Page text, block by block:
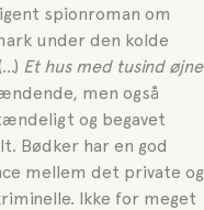
spionroman om
under den kolde
Et hus med tusind øjne
men også
og begavet
Bødker har en god
mellem det private og
Ikke for meget